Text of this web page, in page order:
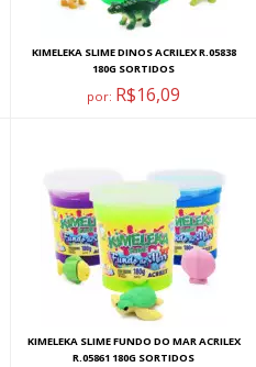
KIMELEKA SLIME DINOS ACRILEX R.05838
180G SORTIDOS
por: R$16,09
KIMELEKA SLIME FUNDO DO MAR ACRILEX
R.05861 180G SORTIDOS